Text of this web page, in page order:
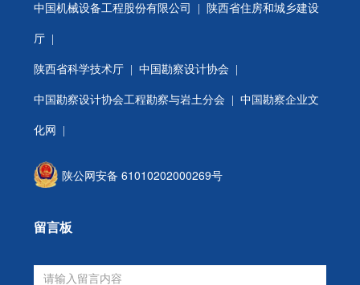
中国机械设备工程股份有限公司 陕西省住房和城乡建设
厅
陕西省科学技术厅 |中国勘察设计协会
中国勘察设计协会工程勘察与岩土分会 | 中国勘察企业文
化网 |
陕公网安备 61010202000269号
留言板